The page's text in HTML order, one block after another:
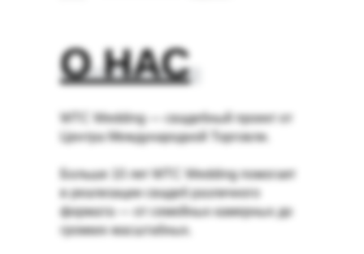
О НАС
WTC Wedding — свадебный проект от
Центра Международной Торговли.
Больше 10 лет WTC Wedding помогает
в реализации свадеб различного
формата — от семейных камерных до
громких масштабных.